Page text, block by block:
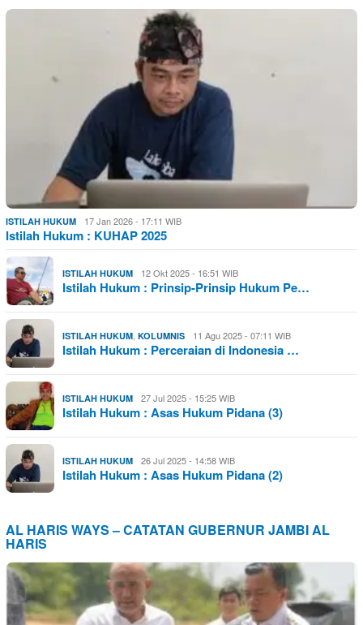
ISTILAH HUKUM 17 Jan 2026 - 17:11 WIB
Istilah Hukum : KUHAP 2025
ISTILAH HUKUM 12 Okt 2025 - 16:51 WIB
Istilah Hukum : Prinsip-Prinsip Hukum Pe…
ISTILAH HUKUM KOLUMNIS 11 Agu 2025 - 07:11 WIB
Istilah Hukum : Perceraian di Indonesia …
ISTILAH HUKUM 27 Jul 2025 - 15:25 WIB
Istilah Hukum : Asas Hukum Pidana (3)
ISTILAH HUKUM 26 Jul 2025 - 14:58 WIB
Istilah Hukum : Asas Hukum Pidana (2)
AL HARIS WAYS – CATATAN GUBERNUR JAMBI AL
HARIS